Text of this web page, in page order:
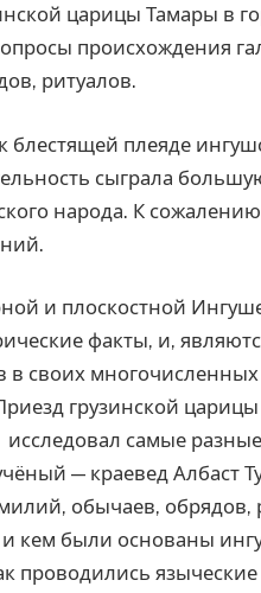
царицы Тамары в
происхождения
ритуалов.
блестящей плеяде
сыграла
народа. К
и плоскостной
факты, и,
своих многочисленных
грузинской
самые
— краевед Албаст
обычаев, обрядов,
и кем были основаны
проводились